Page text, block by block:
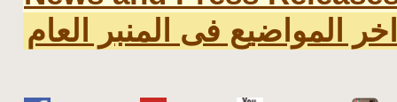
اخر المواضيع فى المنبر العام